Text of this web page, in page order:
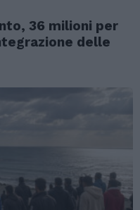
36 milioni per
delle